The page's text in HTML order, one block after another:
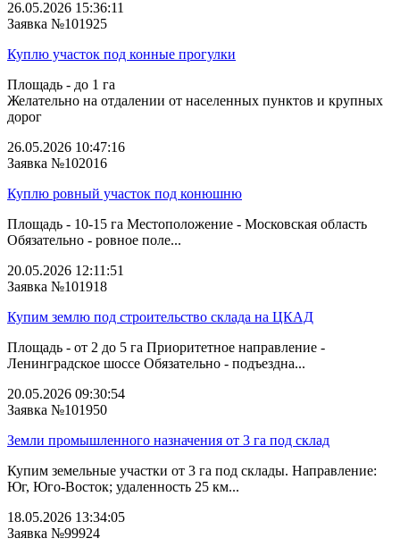
26.05.2026 15:36:11
Заявка №101925
Куплю участок под конные прогулки
Площадь - до 1 га
Желательно на отдалении от населенных пунктов и крупных
дорог
26.05.2026 10:47:16
Заявка №102016
Куплю ровный участок под конюшню
Площадь - 10-15 га Местоположение - Московская область
Обязательно - ровное поле...
20.05.2026 12:11:51
Заявка №101918
Купим землю под строительство склада на ЦКАД
Площадь - от 2 до 5 га Приоритетное направление -
Ленинградское шоссе Обязательно - подъездна...
20.05.2026 09:30:54
Заявка №101950
Земли промышленного назначения от 3 га под склад
Купим земельные участки от 3 га под склады. Направление:
Юг, Юго-Восток; удаленность 25 км...
18.05.2026 13:34:05
Заявка №99924